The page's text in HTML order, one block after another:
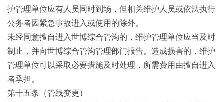
护管理单位应有人员同时到场，但相关维护人员或依法执行
公务者因紧急事故进入或使用的除外。
未经同意擅自进入世博综合管沟的，维护管理单位应当及时
制止，并向世博综合管沟管理部门报告。造成损害的，维护
管理单位可以采取必要措施及时处理，所需费用由擅自进入
者承担。
第十五条（管线变更）